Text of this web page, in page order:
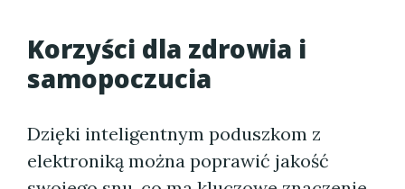
Korzyści dla zdrowia i
samopoczucia
Dzięki inteligentnym poduszkom z
elektroniką można poprawić jakość